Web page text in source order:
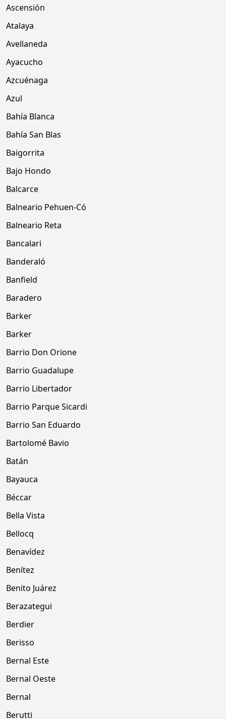
Ascensión
Atalaya
Avellaneda
Ayacucho
Azcuénaga
Azul
Bahía Blanca
Bahía San Blas
Baigorrita
Bajo Hondo
Balcarce
Balneario Pehuen-Có
Balneario Reta
Bancalari
Banderaló
Banfield
Baradero
Barker
Barker
Barrio Don Orione
Barrio Guadalupe
Barrio Libertador
Barrio Parque Sicardi
Barrio San Eduardo
Bartolomé Bavio
Batán
Bayauca
Béccar
Bella Vista
Bellocq
Benavídez
Benítez
Benito Juárez
Berazategui
Berdier
Berisso
Bernal Este
Bernal Oeste
Bernal
Berutti